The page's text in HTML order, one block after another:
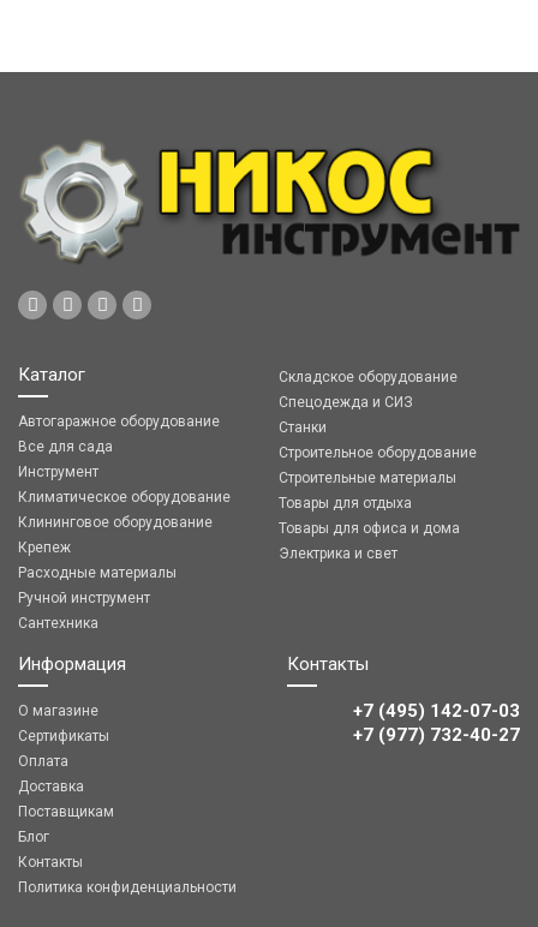
Каталог
Автогаражное оборудование
Все для сада
Инструмент
Климатическое оборудование
Клининговое оборудование
Крепеж
Расходные материалы
Ручной инструмент
Сантехника
Складское оборудование
Спецодежда и СИЗ
Станки
Строительное оборудование
Строительные материалы
Товары для отдыха
Товары для офиса и дома
Электрика и свет
Информация
О магазине
Сертификаты
Оплата
Доставка
Поставщикам
Блог
Контакты
Политика конфиденциальности
Контакты
+7 (495) 142-07-03
‎‎+7 (977) 732-40-27